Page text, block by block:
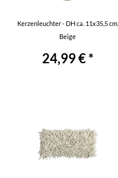
Kerzenleuchter - DH ca. 11x35,5 cm,
Beige
24,99 € *